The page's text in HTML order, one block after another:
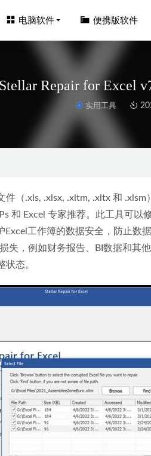
电脑软件 便携版软件
Stellar Repair for Excel
实用工具
件（.xls, .xlsx, .xltm, .xltx 和
和 Excel 专家推荐。此工具可以
Excel工作簿的数据安全，防止数
失，例如财务报告、BI数据和其
态。
雷电模拟器9 v9.1.52.0 64位去广告
OBS Studio v32.1.0中文版-推流录
FL Studio 2025 25.2.5.5319 中文